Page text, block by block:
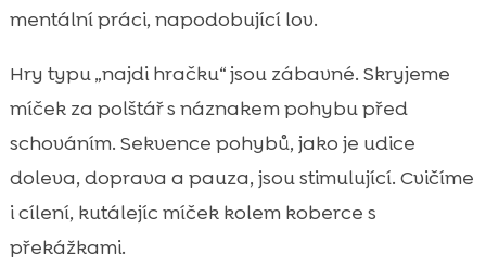
mentální práci, napodobující lov.
Hry typu „najdi hračku“ jsou zábavné. Skryjeme
míček za polštář s náznakem pohybu před
schováním. Sekvence pohybů, jako je udice
doleva, doprava a pauza, jsou stimulující. Cvičíme
i cílení, kutálejíc míček kolem koberce s
překážkami.